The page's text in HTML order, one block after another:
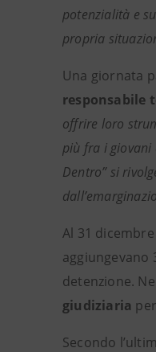
potenzialità e
propria
Una giornata
responsabile
offrire loro
più fra i giovani
Dentro” si
Al 31
aggiungevano
detenzione.
giudiziaria
Secondo